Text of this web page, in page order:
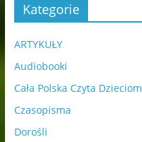
Kategorie
ARTYKUŁY
Audiobooki
Cała Polska Czyta Dzieciom
Czasopisma
Dorośli